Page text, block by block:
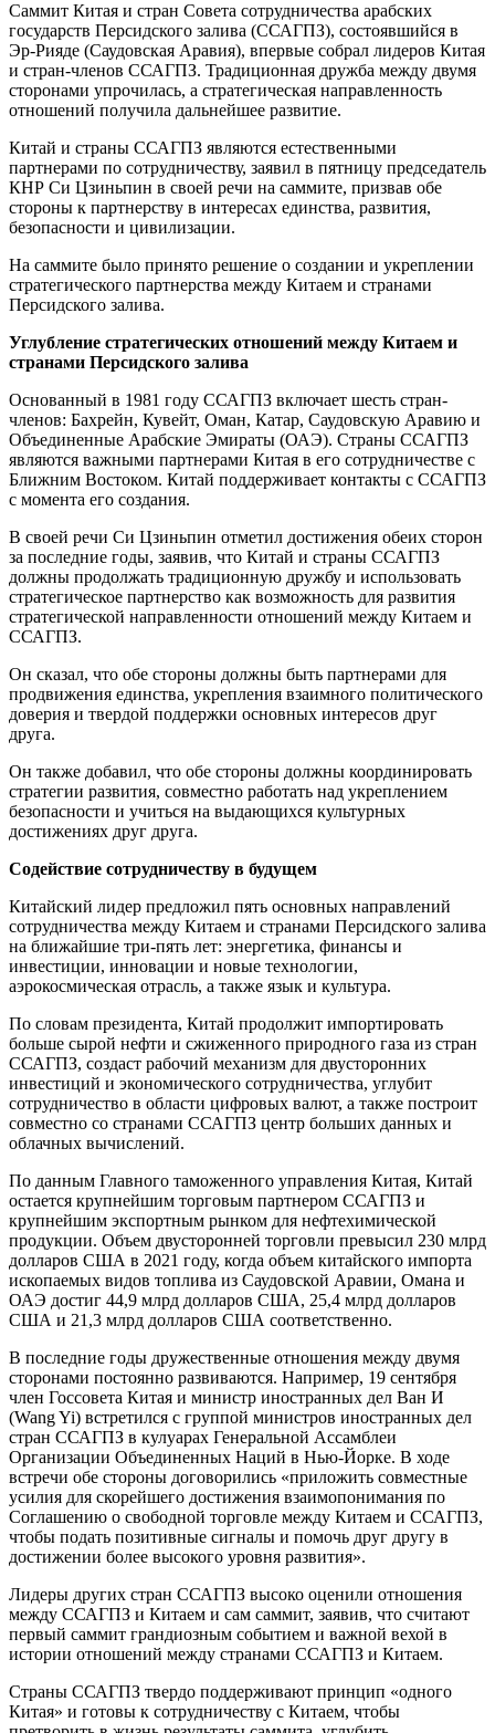
Саммит Китая и стран Совета сотрудничества арабских
государств Персидского залива (ССАГПЗ), состоявшийся в
Эр-Рияде (Саудовская Аравия), впервые собрал лидеров Китая
и стран-членов ССАГПЗ. Традиционная дружба между двумя
сторонами упрочилась, а стратегическая направленность
отношений получила дальнейшее развитие.
Китай и страны ССАГПЗ являются естественными
партнерами по сотрудничеству, заявил в пятницу председатель
КНР Си Цзиньпин в своей речи на саммите, призвав обе
стороны к партнерству в интересах единства, развития,
безопасности и цивилизации.
На саммите было принято решение о создании и укреплении
стратегического партнерства между Китаем и странами
Персидского залива.
Углубление стратегических отношений между Китаем и
странами Персидского залива
Основанный в 1981 году ССАГПЗ включает шесть стран-
членов: Бахрейн, Кувейт, Оман, Катар, Саудовскую Аравию и
Объединенные Арабские Эмираты (ОАЭ). Страны ССАГПЗ
являются важными партнерами Китая в его сотрудничестве с
Ближним Востоком. Китай поддерживает контакты с ССАГПЗ
с момента его создания.
В своей речи Си Цзиньпин отметил достижения обеих сторон
за последние годы, заявив, что Китай и страны ССАГПЗ
должны продолжать традиционную дружбу и использовать
стратегическое партнерство как возможность для развития
стратегической направленности отношений между Китаем и
ССАГПЗ.
Он сказал, что обе стороны должны быть партнерами для
продвижения единства, укрепления взаимного политического
доверия и твердой поддержки основных интересов друг
друга.
Он также добавил, что обе стороны должны координировать
стратегии развития, совместно работать над укреплением
безопасности и учиться на выдающихся культурных
достижениях друг друга.
Содействие сотрудничеству в будущем
Китайский лидер предложил пять основных направлений
сотрудничества между Китаем и странами Персидского залива
на ближайшие три-пять лет: энергетика, финансы и
инвестиции, инновации и новые технологии,
аэрокосмическая отрасль, а также язык и культура.
По словам президента, Китай продолжит импортировать
больше сырой нефти и сжиженного природного газа из стран
ССАГПЗ, создаст рабочий механизм для двусторонних
инвестиций и экономического сотрудничества, углубит
сотрудничество в области цифровых валют, а также построит
совместно со странами ССАГПЗ центр больших данных и
облачных вычислений.
По данным Главного таможенного управления Китая, Китай
остается крупнейшим торговым партнером ССАГПЗ и
крупнейшим экспортным рынком для нефтехимической
продукции. Объем двусторонней торговли превысил 230 млрд
долларов США в 2021 году, когда объем китайского импорта
ископаемых видов топлива из Саудовской Аравии, Омана и
ОАЭ достиг 44,9 млрд долларов США, 25,4 млрд долларов
США и 21,3 млрд долларов США соответственно.
В последние годы дружественные отношения между двумя
сторонами постоянно развиваются. Например, 19 сентября
член Госсовета Китая и министр иностранных дел Ван И
(Wang Yi) встретился с группой министров иностранных дел
стран ССАГПЗ в кулуарах Генеральной Ассамблеи
Организации Объединенных Наций в Нью-Йорке. В ходе
встречи обе стороны договорились «приложить совместные
усилия для скорейшего достижения взаимопонимания по
Соглашению о свободной торговле между Китаем и ССАГПЗ,
чтобы подать позитивные сигналы и помочь друг другу в
достижении более высокого уровня развития».
Лидеры других стран ССАГПЗ высоко оценили отношения
между ССАГПЗ и Китаем и сам саммит, заявив, что считают
первый саммит грандиозным событием и важной вехой в
истории отношений между странами ССАГПЗ и Китаем.
Страны ССАГПЗ твердо поддерживают принцип «‎одного
Китая» и готовы к сотрудничеству с Китаем, чтобы